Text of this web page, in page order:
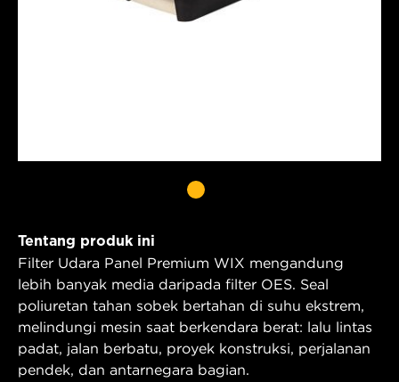
Tentang produk ini
Filter Udara Panel Premium WIX mengandung
lebih banyak media daripada filter OES. Seal
poliuretan tahan sobek bertahan di suhu ekstrem,
melindungi mesin saat berkendara berat: lalu lintas
padat, jalan berbatu, proyek konstruksi, perjalanan
pendek, dan antarnegara bagian.